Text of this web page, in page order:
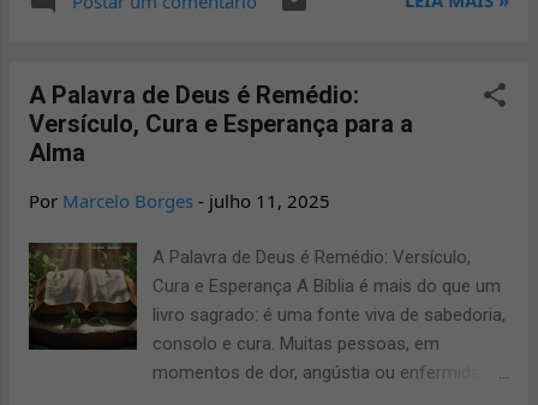
tempo e fala diretamente ao coração
profecia messiânica que descreve o
sofrimento do Servo do Senhor — Jesus
plano divino para a salvação da humanidade.
sarados não se refere apenas à cura física,
mas à restauração completa do ser humano
— corpo, alma e espírito. "Mas ele foi ferido
por causa das nossas transgressões, e
moído por causa das nossas iniquidades; o
A Palavra de Deus é Remédio:
Versículo, Cura e Esperança para a
Alma
Por Marcelo Borges - julho 11, 2025
A Palavra de Deus é Remédio: Versículo,
Cura e Esperança A Bíblia é mais do que um
livro sagrado: é uma fonte viva de sabedoria,
consolo e cura. Muitas pessoas, em
momentos de dor, angústia ou enfermidade,